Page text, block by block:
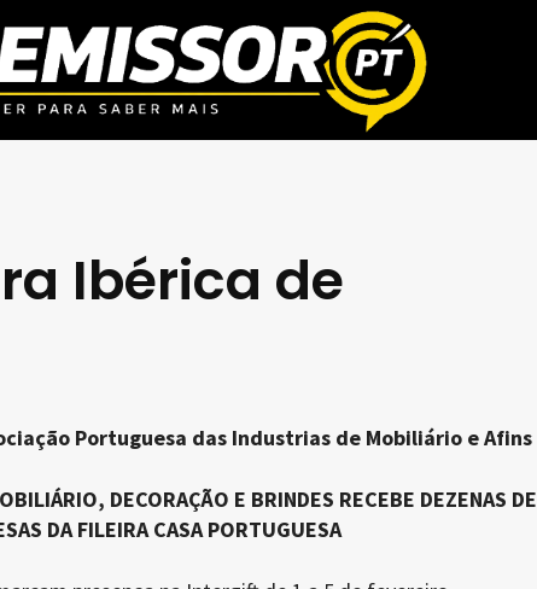
Ibérica de
Portuguesa das Industrias de Mobiliário e Afins
DECORAÇÃO E BRINDES RECEBE DEZENAS DE
DA FILEIRA CASA PORTUGUESA